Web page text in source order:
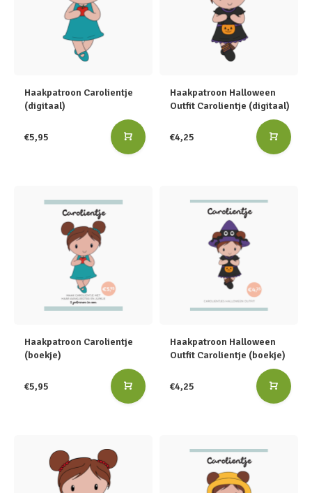
Haakpatroon Carolientje
(digitaal)
€5,95
Haakpatroon Halloween
Outfit Carolientje (digitaal)
€4,25
Haakpatroon Carolientje
(boekje)
€5,95
Haakpatroon Halloween
Outfit Carolientje (boekje)
€4,25